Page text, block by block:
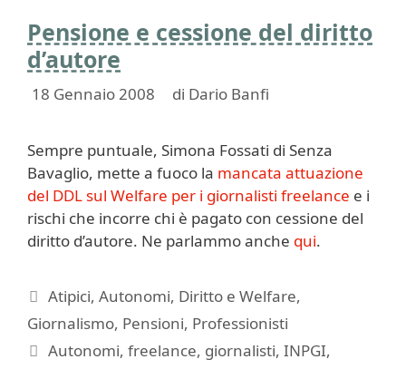
Pensione e cessione del diritto
d’autore
18 Gennaio 2008 di Dario Banfi
Sempre puntuale, Simona Fossati di Senza
Bavaglio, mette a fuoco la mancata attuazione
del DDL sul Welfare per i giornalisti freelance e i
rischi che incorre chi è pagato con cessione del
diritto d’autore. Ne parlammo anche qui.
Categorie
Atipici,Autonomi, Diritto e Welfare,
Giornalismo, Pensioni, Professionisti
Tag
Autonomi,freelance, giornalisti,INPGI,